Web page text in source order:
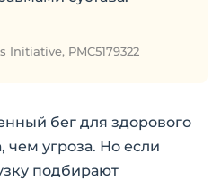
PMC5179322
бег для здорового
чем угроза. Но если
подбирают